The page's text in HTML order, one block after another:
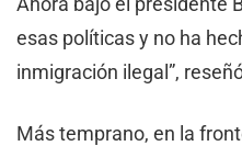
esas políticas y no ha
inmigración ilegal”,
Más temprano, en la